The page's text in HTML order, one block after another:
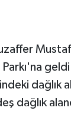
dağlık
dağlık